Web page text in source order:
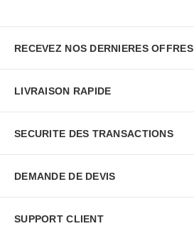
RECEVEZ NOS DERNIERES OFFRES
LIVRAISON RAPIDE
SECURITE DES TRANSACTIONS
DEMANDE DE DEVIS
SUPPORT CLIENT